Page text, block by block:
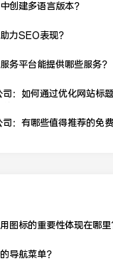
创建多语言版本？
力SEO表现？
务平台能提供哪些服务？
：如何通过优化网站标
：有哪些值得推荐的免费
图标的重要性体现在哪里
导航菜单？